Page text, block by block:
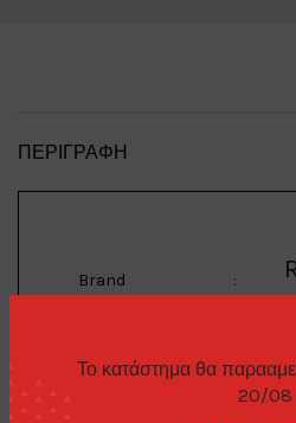
Το κατάστημα θα
20/08
ΠΕΡΙΓΡΑΦΉ
Brand :